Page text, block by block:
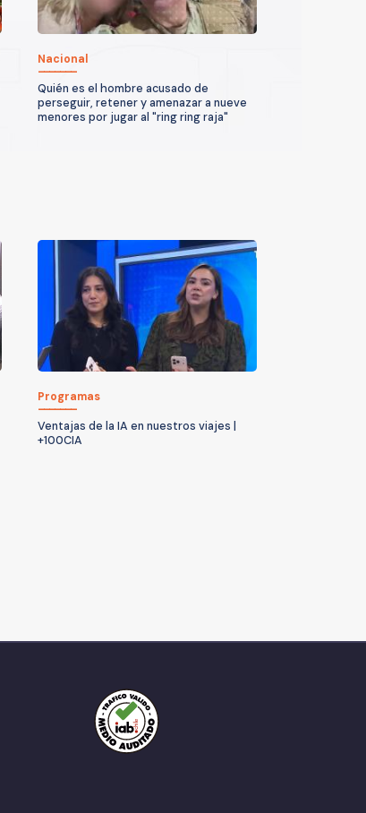
Nacional
Quién es el hombre acusado de
perseguir, retener y amenazar a nueve
menores por jugar al "ring ring raja"
Programas
Ventajas de la IA en nuestros viajes |
+100CIA